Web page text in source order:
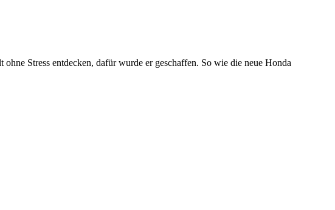
Stress entdecken, dafür wurde er geschaffen. So wie die neue Honda